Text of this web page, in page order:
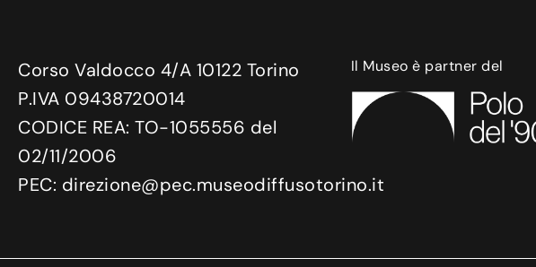
Corso Valdocco 4/A 10122 Torino
P.IVA 09438720014
CODICE REA: TO-1055556 del
02/11/2006
PEC: direzione@pec.museodiffusotorino.it
Il Museo è partner del